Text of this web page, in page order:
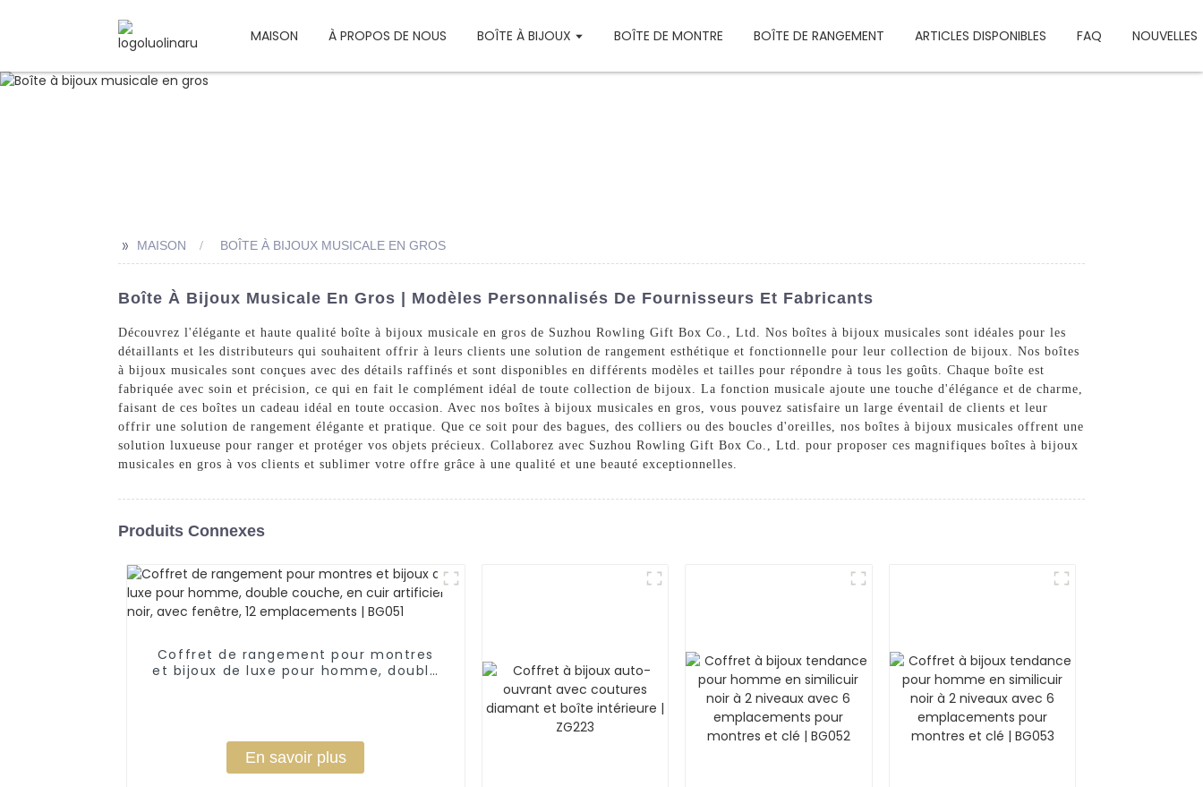
MAISON À PROPOS DE NOUS BOÎTE À BIJOUX BOÎTE DE MONTRE BOÎTE DE RANGEMENT ARTICLES DISPONIBLES FAQ NOUVELLES
>> MAISON BOÎTE À BIJOUX MUSICALE EN GROS
Boîte À Bijoux Musicale En Gros | Modèles Personnalisés De Fournisseurs Et Fabricants
Découvrez l'élégante et haute qualité boîte à bijoux musicale en gros de Suzhou Rowling Gift Box Co., Ltd. Nos boîtes à bijoux musicales sont idéales pour les
détaillants et les distributeurs qui souhaitent offrir à leurs clients une solution de rangement esthétique et fonctionnelle pour leur collection de bijoux. Nos boîtes
à bijoux musicales sont conçues avec des détails raffinés et sont disponibles en différents modèles et tailles pour répondre à tous les goûts. Chaque boîte est
fabriquée avec soin et précision, ce qui en fait le complément idéal de toute collection de bijoux. La fonction musicale ajoute une touche d'élégance et de charme,
faisant de ces boîtes un cadeau idéal en toute occasion. Avec nos boîtes à bijoux musicales en gros, vous pouvez satisfaire un large éventail de clients et leur
offrir une solution de rangement élégante et pratique. Que ce soit pour des bagues, des colliers ou des boucles d'oreilles, nos boîtes à bijoux musicales offrent une
solution luxueuse pour ranger et protéger vos objets précieux. Collaborez avec Suzhou Rowling Gift Box Co., Ltd. pour proposer ces magnifiques boîtes à bijoux
musicales en gros à vos clients et sublimer votre offre grâce à une qualité et une beauté exceptionnelles.
Produits Connexes
Coffret de rangement pour montres
et bijoux de luxe pour homme, double
En savoir plus